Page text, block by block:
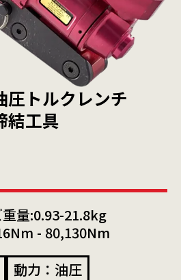
圧トルクレンチ
結工具
量:0.93-21.8kg
- 80,130Nm
動力：油圧